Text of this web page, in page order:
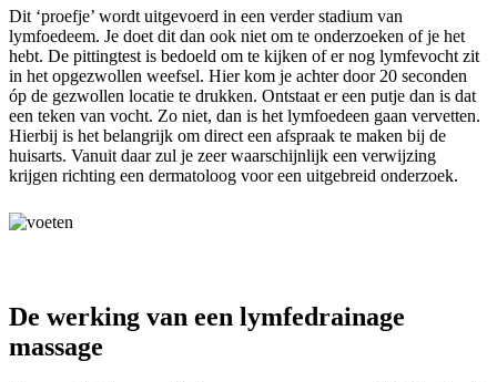
Dit ‘proefje’ wordt uitgevoerd in een verder stadium van
lymfoedeem. Je doet dit dan ook niet om te onderzoeken of je het
hebt. De pittingtest is bedoeld om te kijken of er nog lymfevocht zit
in het opgezwollen weefsel. Hier kom je achter door 20 seconden
óp de gezwollen locatie te drukken. Ontstaat er een putje dan is dat
een teken van vocht. Zo niet, dan is het lymfoedeen gaan vervetten.
Hierbij is het belangrijk om direct een afspraak te maken bij de
huisarts. Vanuit daar zul je zeer waarschijnlijk een verwijzing
krijgen richting een dermatoloog voor een uitgebreid onderzoek.
De werking van een lymfedrainage
massage